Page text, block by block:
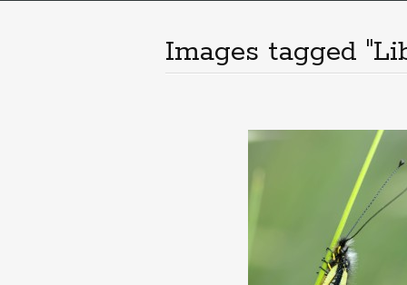
Images tagged